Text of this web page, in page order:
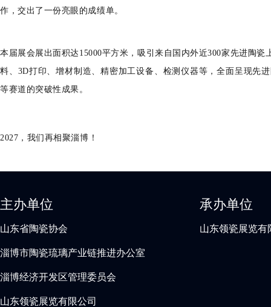
作，交出了一份亮眼的成绩单。
本届展会展出面积达15000平方米 ，吸引来自国内外近300家先进陶瓷
料、3D打印、增材制造、精密加工设备、检测仪器等 ，全面呈现先
等赛道的突破性成果。
2027，我们再相聚淄博！
主办单位
山东省陶瓷协会
淄博市陶瓷琉璃产业链推进办公室
淄博经济开发区管理委员会
山东领瓷展览有限公司
承办单位
山东领瓷展览有